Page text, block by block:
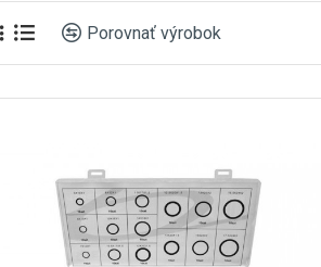
Porovnať výrobok